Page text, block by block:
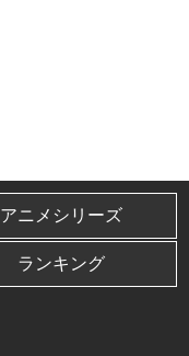
アニメシリーズ
ランキング